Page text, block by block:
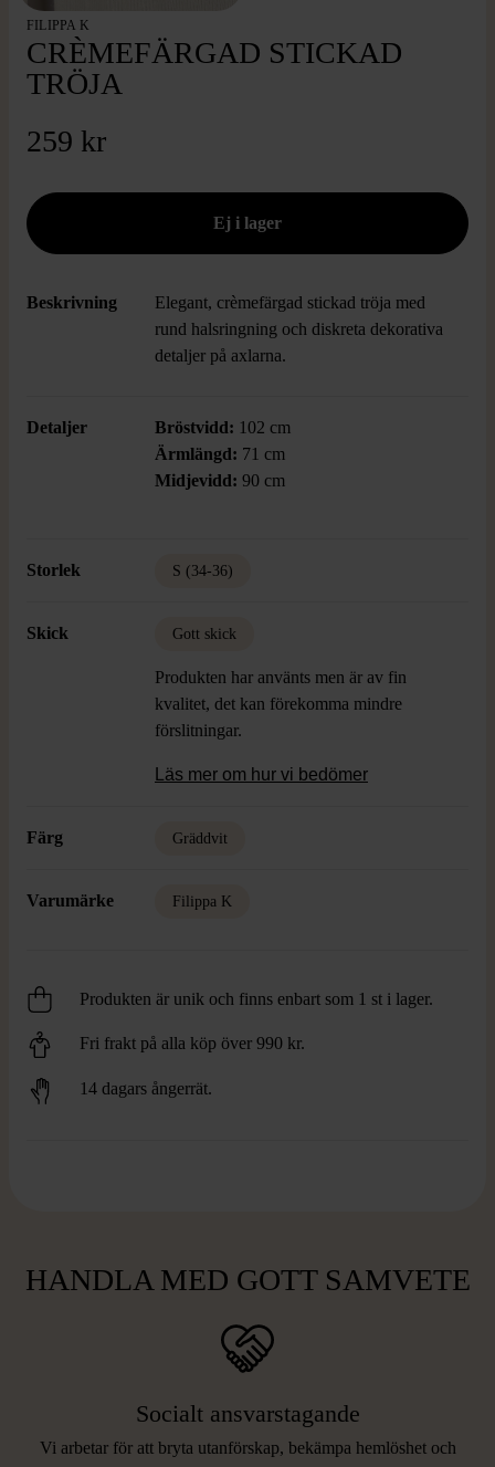
FILIPPA K
CRÈMEFÄRGAD STICKAD
TRÖJA
259 kr
Beskrivning
Elegant, crèmefärgad stickad tröja med
rund halsringning och diskreta dekorativa
detaljer på axlarna.
Detaljer Bröstvidd: 102 cm
Ärmlängd: 71 cm
Midjevidd: 90 cm
Storlek S (34-36)
Skick Gott skick
Produkten har använts men är av fin
kvalitet, det kan förekomma mindre
förslitningar.
Läs mer om hur vi bedömer
Färg Gräddvit
Varumärke Filippa K
Produkten är unik och finns enbart som 1 st i lager.
Fri frakt på alla köp över 990 kr.
14 dagars ångerrät.
HANDLA MED GOTT SAMVETE
Socialt ansvarstagande
Vi arbetar för att bryta utanförskap, bekämpa hemlöshet och